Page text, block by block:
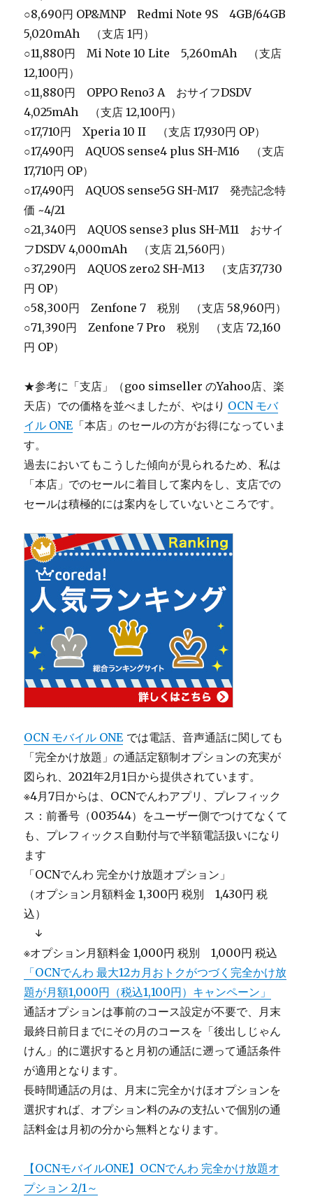
○8,690円 OP&MNP Redmi Note 9S 4GB/64GB
5,020mAh （支店 1円）
○11,880円 Mi Note 10 Lite 5,260mAh （支店
12,100円）
○11,880円 OPPO Reno3 A おサイフDSDV
4,025mAh （支店 12,100円）
○17,710円 Xperia 10 II （支店 17,930円 OP）
○17,490円 AQUOS sense4 plus SH-M16 （支店
17,710円 OP）
○17,490円 AQUOS sense5G SH-M17 発売記念特
価 ~4/21
○21,340円 AQUOS sense3 plus SH-M11 おサイ
フDSDV 4,000mAh （支店 21,560円）
○37,290円 AQUOS zero2 SH-M13 （支店37,730
円 OP）
○58,300円 Zenfone 7 税別 （支店 58,960円）
○71,390円 Zenfone 7 Pro 税別 （支店 72,160
円 OP）
★参考に「支店」（goo simseller のYahoo店、楽
天店）での価格を並べましたが、やはり OCN モバ
イル ONE 「本店」のセールの方がお得になっていま
す。
過去においてもこうした傾向が見られるため、私は
「本店」でのセールに着目して案内をし、支店での
セールは積極的には案内をしていないところです。
OCN モバイル ONE では電話、音声通話に関しても
「完全かけ放題」の通話定額制オプションの充実が
図られ、2021年2月1日から提供されています。
※4月7日からは、OCNでんわアプリ、プレフィック
ス：前番号（003544）をユーザー側でつけてなくて
も、プレフィックス自動付与で半額電話扱いになり
ます
「OCNでんわ 完全かけ放題オプション」
（オプション月額料金 1,300円 税別 1,430円 税
込）
↓
※オプション月額料金 1,000円 税別 1,000円 税込
「OCNでんわ 最大12カ月おトクがつづく完全かけ放
題が月額1,000円（税込1,100円）キャンペーン」
通話オプションは事前のコース設定が不要で、月末
最終日前日までにその月のコースを「後出しじゃん
けん」的に選択すると月初の通話に遡って通話条件
が適用となります。
長時間通話の月は、月末に完全かけほオプションを
選択すれば、オプション料のみの支払いで個別の通
話料金は月初の分から無料となります。
【OCNモバイルONE】OCNでんわ 完全かけ放題オ
プション 2/1～